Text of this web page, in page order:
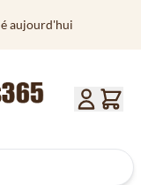
aujourd'hui